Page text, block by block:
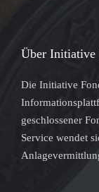
Über Initiative
Die Initiative
geschlossener
Service wendet